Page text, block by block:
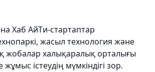
Хаб АйTи-стартаптар
жасыл технология және
жобалар халықаралық орталығы
істеудің мүмкіндігі зор.